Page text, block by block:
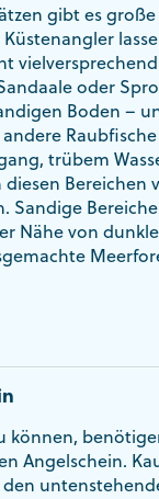
gibt es
oder
Boden –
trübem
Bereichen
Sandige
Nähe von
können,
Angelschein.